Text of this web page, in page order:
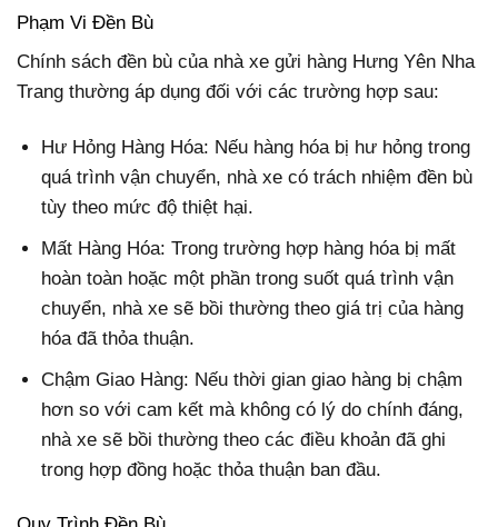
Phạm Vi Đền Bù
Chính sách đền bù của nhà xe gửi hàng Hưng Yên Nha
Trang thường áp dụng đối với các trường hợp sau:
Hư Hỏng Hàng Hóa: Nếu hàng hóa bị hư hỏng trong
quá trình vận chuyển, nhà xe có trách nhiệm đền bù
tùy theo mức độ thiệt hại.
Mất Hàng Hóa: Trong trường hợp hàng hóa bị mất
hoàn toàn hoặc một phần trong suốt quá trình vận
chuyển, nhà xe sẽ bồi thường theo giá trị của hàng
hóa đã thỏa thuận.
Chậm Giao Hàng: Nếu thời gian giao hàng bị chậm
hơn so với cam kết mà không có lý do chính đáng,
nhà xe sẽ bồi thường theo các điều khoản đã ghi
trong hợp đồng hoặc thỏa thuận ban đầu.